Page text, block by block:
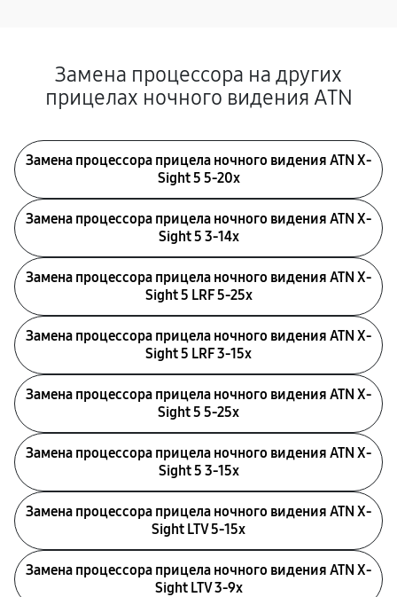
Замена процессора на других
прицелах ночного видения ATN
Замена процессора прицела ночного видения ATN X-
Sight 5 5-20x
Замена процессора прицела ночного видения ATN X-
Sight 5 3-14x
Замена процессора прицела ночного видения ATN X-
Sight 5 LRF 5-25x
Замена процессора прицела ночного видения ATN X-
Sight 5 LRF 3-15x
Замена процессора прицела ночного видения ATN X-
Sight 5 5-25x
Замена процессора прицела ночного видения ATN X-
Sight 5 3-15x
Замена процессора прицела ночного видения ATN X-
Sight LTV 5-15x
Замена процессора прицела ночного видения ATN X-
Sight LTV 3-9x